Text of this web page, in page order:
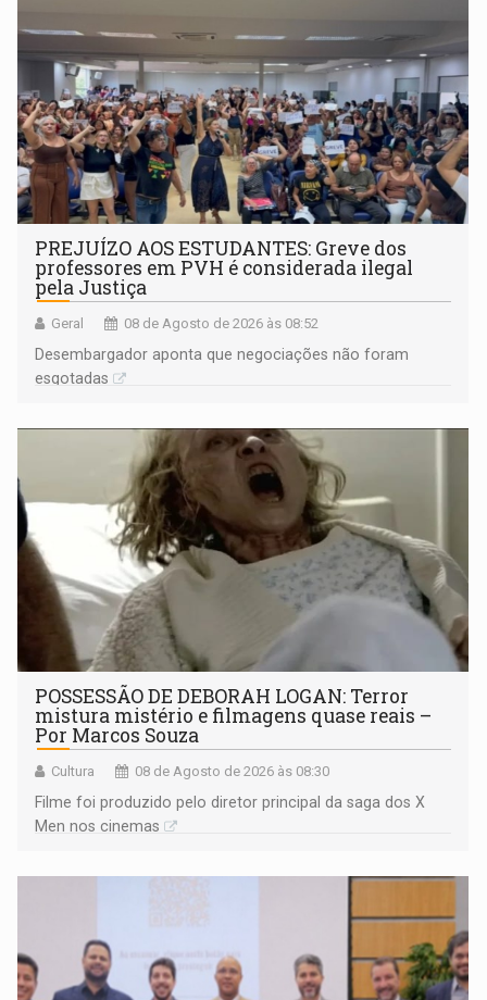
PREJUÍZO AOS ESTUDANTES: Greve dos
professores em PVH é considerada ilegal
pela Justiça
Geral 08 de Agosto de 2026 às 08:52
Desembargador aponta que negociações não foram
esgotadas
POSSESSÃO DE DEBORAH LOGAN: Terror
mistura mistério e filmagens quase reais –
Por Marcos Souza
Cultura 08 de Agosto de 2026 às 08:30
Filme foi produzido pelo diretor principal da saga dos X
Men nos cinemas